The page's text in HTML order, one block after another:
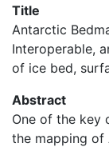
Title
Antarctic
Interoperable,
of ice bed,
Abstract
One of the key
the mapping